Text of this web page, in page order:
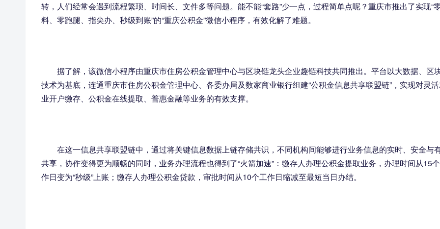
转，人们经常会遇到流程繁琐、时间长、文件多等问题。能不能“套路”少一点，过程简单点呢？重庆市推出了实现“
料、零跑腿、指尖办、秒级到账”的“重庆公积金”微信小程序，有效化解了难题。
据了解，该微信小程序由重庆市住房公积金管理中心与区块链龙头企业趣链科技共同推出。平台以大数据、区
技术为基底，连通重庆市住房公积金管理中心、各委办局及数家商业银行组建“公积金信息共享联盟链”，实现对灵
业开户缴存、公积金在线提取、普惠金融等业务的有效支撑。
在这一信息共享联盟链中，通过将关键信息数据上链存储共识，不同机构间能够进行业务信息的实时、安全与
共享，协作变得更为顺畅的同时，业务办理流程也得到了“火箭加速”：缴存人办理公积金提取业务，办理时间从15
作日变为“秒级”上账；缴存人办理公积金贷款，审批时间从10个工作日缩减至最短当日办结。